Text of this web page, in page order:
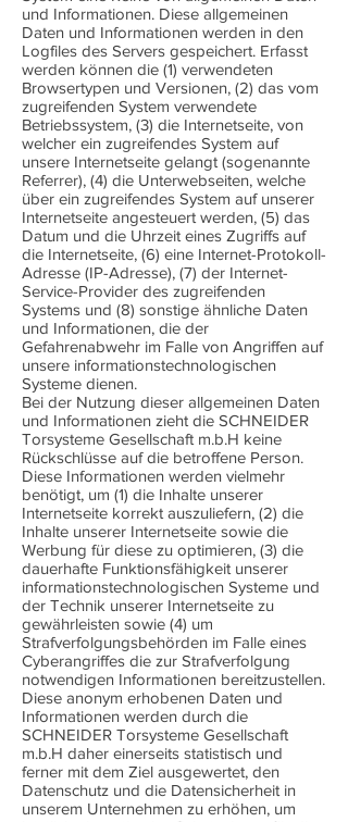
und Informationen. Diese allgemeinen
Daten und Informationen werden in den
Logfiles des Servers gespeichert. Erfasst
werden können die (1) verwendeten
Browsertypen und Versionen, (2) das vom
zugreifenden System verwendete
Betriebssystem, (3) die Internetseite, von
welcher ein zugreifendes System auf
unsere Internetseite gelangt (sogenannte
Referrer), (4) die Unterwebseiten, welche
über ein zugreifendes System auf unserer
Internetseite angesteuert werden, (5) das
Datum und die Uhrzeit eines Zugriffs auf
die Internetseite, (6) eine Internet-Protokoll-
Adresse (IP-Adresse), (7) der Internet-
Service-Provider des zugreifenden
Systems und (8) sonstige ähnliche Daten
und Informationen, die der
Gefahrenabwehr im Falle von Angriffen auf
unsere informationstechnologischen
Systeme dienen.
Bei der Nutzung dieser allgemeinen Daten
und Informationen zieht die SCHNEIDER
Torsysteme Gesellschaft m.b.H keine
Rückschlüsse auf die betroffene Person.
Diese Informationen werden vielmehr
benötigt, um (1) die Inhalte unserer
Internetseite korrekt auszuliefern, (2) die
Inhalte unserer Internetseite sowie die
Werbung für diese zu optimieren, (3) die
dauerhafte Funktionsfähigkeit unserer
informationstechnologischen Systeme und
der Technik unserer Internetseite zu
gewährleisten sowie (4) um
Strafverfolgungsbehörden im Falle eines
Cyberangriffes die zur Strafverfolgung
notwendigen Informationen bereitzustellen.
Diese anonym erhobenen Daten und
Informationen werden durch die
SCHNEIDER Torsysteme Gesellschaft
m.b.H daher einerseits statistisch und
ferner mit dem Ziel ausgewertet, den
Datenschutz und die Datensicherheit in
unserem Unternehmen zu erhöhen, um